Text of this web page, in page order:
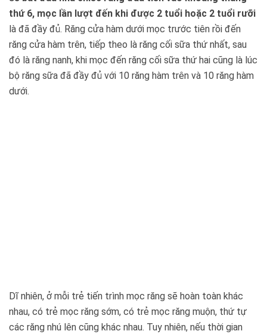
thứ 6, mọc lần lượt đến khi được 2 tuổi hoặc 2 tuổi rưỡi
là đã đầy đủ. Răng cửa hàm dưới mọc trước tiên rồi đến
răng cửa hàm trên, tiếp theo là răng cối sữa thứ nhất, sau
đó là răng nanh, khi mọc đến răng cối sữa thứ hai cũng là lúc
bộ răng sữa đã đầy đủ với 10 răng hàm trên và 10 răng hàm
dưới.
Dĩ nhiên, ở mỗi trẻ tiến trình mọc răng sẽ hoàn toàn khác
nhau, có trẻ mọc răng sớm, có trẻ mọc răng muộn, thứ tự
các răng nhú lên cũng khác nhau. Tuy nhiên, nếu thời gian